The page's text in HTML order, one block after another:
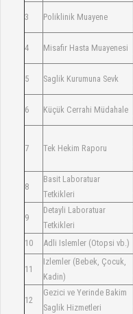
3 Poliklinik Muayene
4 Misafir Hasta Muayenesi
5 Saglik Kurumuna Sevk
6 Küçük Cerrahi Müdahale
7 Tek Hekim Raporu
8
Basit Laboratuar
Tetkikleri
9
Detayli Laboratuar
Tetkikleri
10
Adli Islemler (Otopsi vb.)
11
Izlemler (Bebek, Çocuk,
Kadin)
12
Gezici ve Yerinde Bakim
Saglik Hizmetleri